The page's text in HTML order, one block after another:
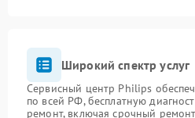
Широкий спектр услуг
Сервисный центр Philips
по всей РФ, бесплатную
ремонт, включая срочный